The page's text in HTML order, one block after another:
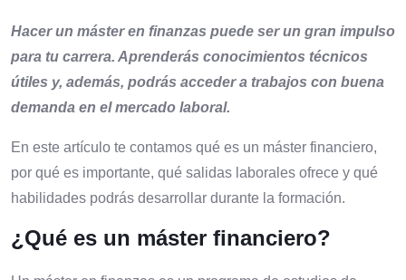
Hacer un máster en finanzas puede ser un gran impulso
para tu carrera. Aprenderás conocimientos técnicos
útiles y, además, podrás acceder a trabajos con buena
demanda en el mercado laboral.
En este artículo te contamos qué es un máster financiero,
por qué es importante, qué salidas laborales ofrece y qué
habilidades podrás desarrollar durante la formación.
¿Qué es un máster financiero?